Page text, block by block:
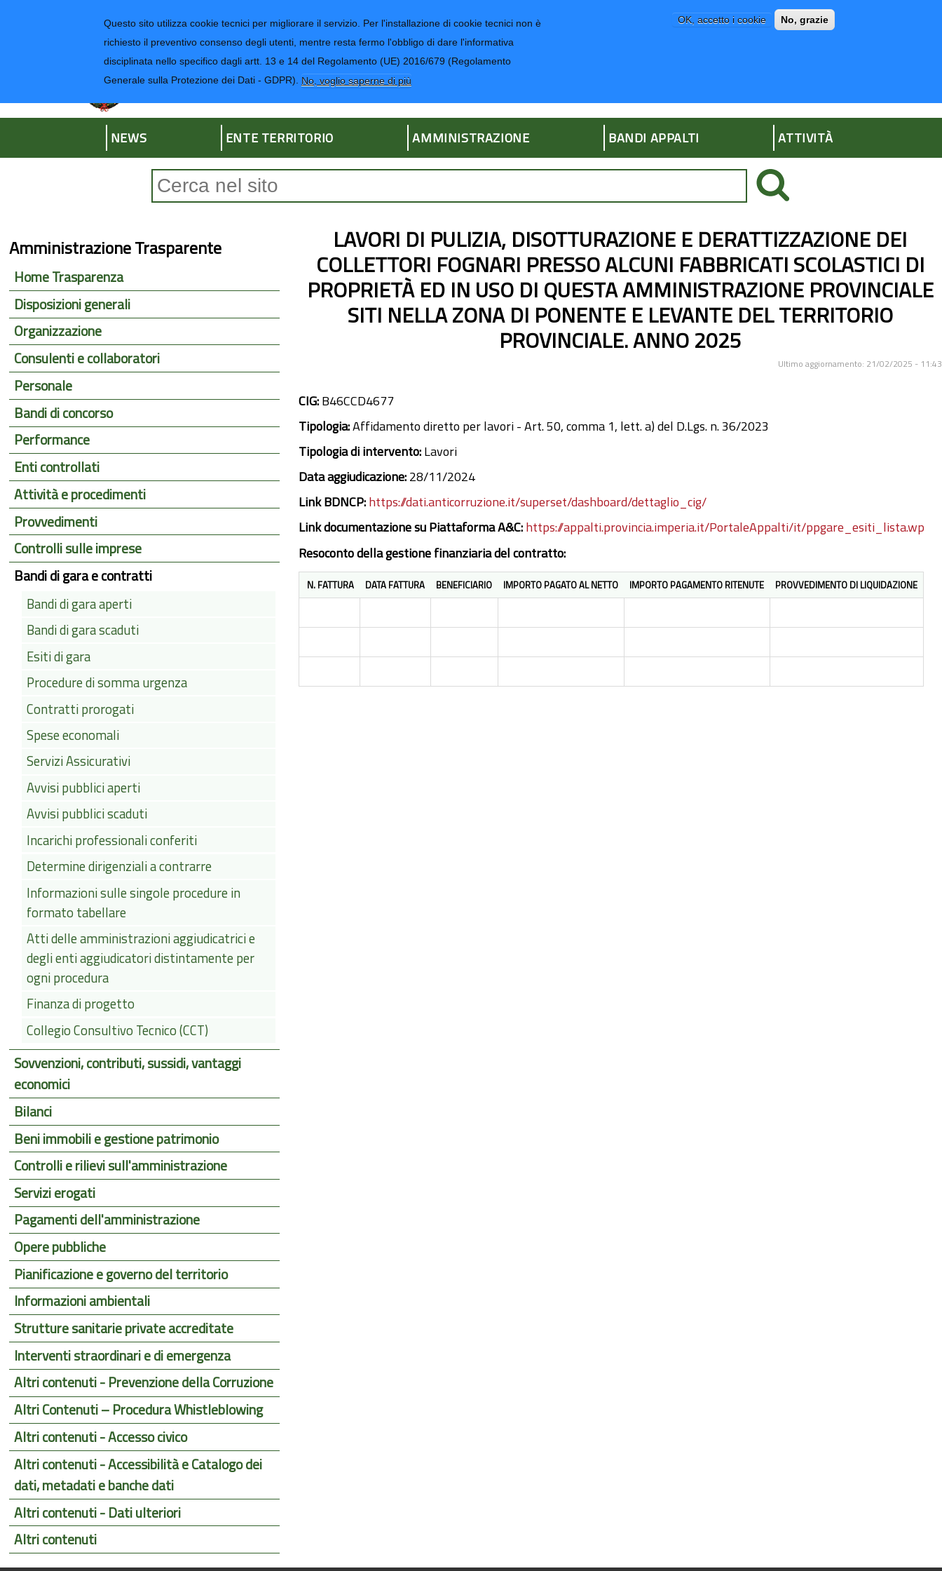
Questo sito utilizza cookie tecnici per migliorare il servizio. Per l'installazione di cookie tecnici non è
richiesto il preventivo consenso degli utenti, mentre resta fermo l'obbligo di dare l'informativa
disciplinata nello specifico dagli artt. 13 e 14 del Regolamento (UE) 2016/679 (Regolamento
Generale sulla Protezione dei Dati - GDPR). No, voglio saperne di più
OK, accetto i cookie No, grazie
Regione Liguria
Provincia di Imperia
NEWS ENTE TERRITORIO AMMINISTRAZIONE BANDI APPALTI ATTIVITÀ
LAVORI DI PULIZIA, DISOTTURAZIONE E DERATTIZZAZIONE DEI
COLLETTORI FOGNARI PRESSO ALCUNI FABBRICATI SCOLASTICI DI
PROPRIETÀ ED IN USO DI QUESTA AMMINISTRAZIONE PROVINCIALE
SITI NELLA ZONA DI PONENTE E LEVANTE DEL TERRITORIO
PROVINCIALE. ANNO 2025
Ultimo aggiornamento: 21/02/2025 - 11:43
CIG:B46CCD4677
Tipologia:Affidamento diretto per lavori - Art. 50, comma 1, lett. a) del D.Lgs. n. 36/2023
Tipologia di intervento:Lavori
Data aggiudicazione:28/11/2024
Link BDNCP:https://dati.anticorruzione.it/superset/dashboard/dettaglio_cig/
Link documentazione su Piattaforma A&C:https://appalti.provincia.imperia.it/PortaleAppalti/it/ppgare_esiti_lista.wp
Resoconto della gestione finanziaria del contratto:
N. FATTURA DATA FATTURA BENEFICIARIO IMPORTO PAGATO AL NETTO IMPORTO PAGAMENTO RITENUTE PROVVEDIMENTO DI LIQUIDAZIONE
Amministrazione Trasparente
Home Trasparenza
Disposizioni generali
Organizzazione
Consulenti e collaboratori
Personale
Bandi di concorso
Performance
Enti controllati
Attività e procedimenti
Provvedimenti
Controlli sulle imprese
Bandi di gara e contratti
Bandi di gara aperti
Bandi di gara scaduti
Esiti di gara
Procedure di somma urgenza
Contratti prorogati
Spese economali
Servizi Assicurativi
Avvisi pubblici aperti
Avvisi pubblici scaduti
Incarichi professionali conferiti
Determine dirigenziali a contrarre
Informazioni sulle singole procedure in
formato tabellare
Atti delle amministrazioni aggiudicatrici e
degli enti aggiudicatori distintamente per
ogni procedura
Finanza di progetto
Collegio Consultivo Tecnico (CCT)
Sovvenzioni, contributi, sussidi, vantaggi
economici
Bilanci
Beni immobili e gestione patrimonio
Controlli e rilievi sull'amministrazione
Servizi erogati
Pagamenti dell'amministrazione
Opere pubbliche
Pianificazione e governo del territorio
Informazioni ambientali
Strutture sanitarie private accreditate
Interventi straordinari e di emergenza
Altri contenuti - Prevenzione della Corruzione
Altri Contenuti – Procedura Whistleblowing
Altri contenuti - Accesso civico
Altri contenuti - Accessibilità e Catalogo dei
dati, metadati e banche dati
Altri contenuti - Dati ulteriori
Altri contenuti